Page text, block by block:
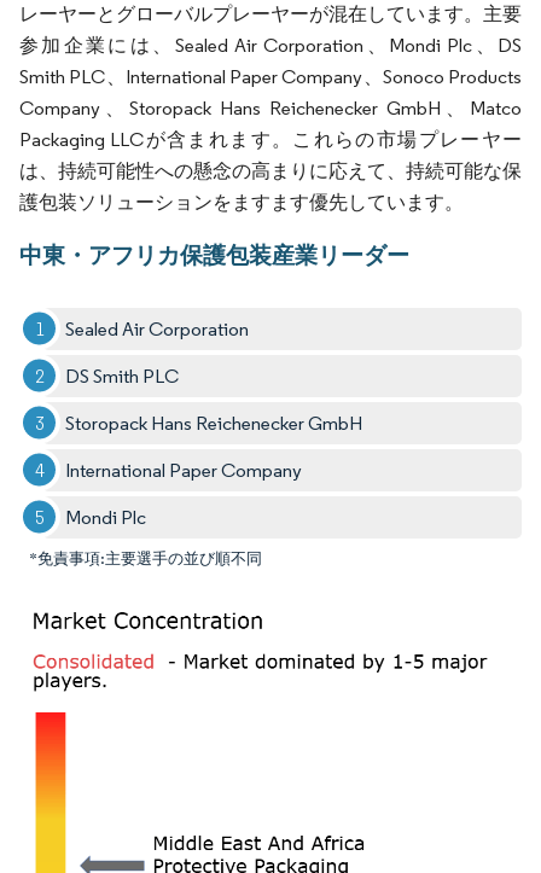
レーヤーとグローバルプレーヤーが混在しています。主要
参加企業には、Sealed Air Corporation、Mondi Plc、DS
Smith PLC、International Paper Company、Sonoco Products
Company、Storopack Hans Reichenecker GmbH、Matco
Packaging LLCが含まれます。これらの市場プレーヤー
は、持続可能性への懸念の高まりに応えて、持続可能な保
護包装ソリューションをますます優先しています。
中東・アフリカ保護包装産業リーダー
Sealed Air Corporation
DS Smith PLC
Storopack Hans Reichenecker GmbH
International Paper Company
Mondi Plc
*免責事項:主要選手の並び順不同